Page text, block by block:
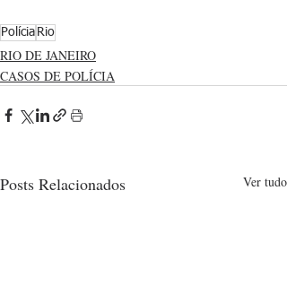
Polícia Rio
RIO DE JANEIRO
CASOS DE POLÍCIA
Posts Relacionados Ver tudo